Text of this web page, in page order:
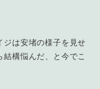
ジは安堵の様子を見せ
構悩んだ、と今でこ